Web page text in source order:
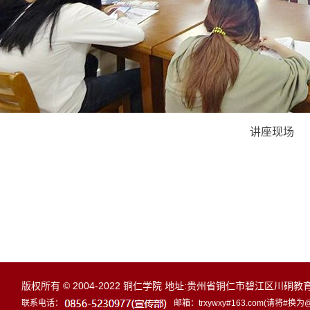
讲座现场
版权所有 © 2004-2022 铜仁学院 地址:贵州省铜仁市碧江区川硐教
联系电话： 邮箱：trxywxy#163.com(请将#换为